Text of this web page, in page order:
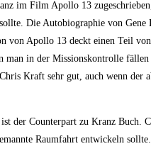
im Film Apollo 13
Die Autobiographie von
von Apollo 13 deckt einen Teil
man in der Missionskontrolle
Kraft sehr gut, auch wenn
der Counterpart zu Kranz Buch.
Raumfahrt entwickeln